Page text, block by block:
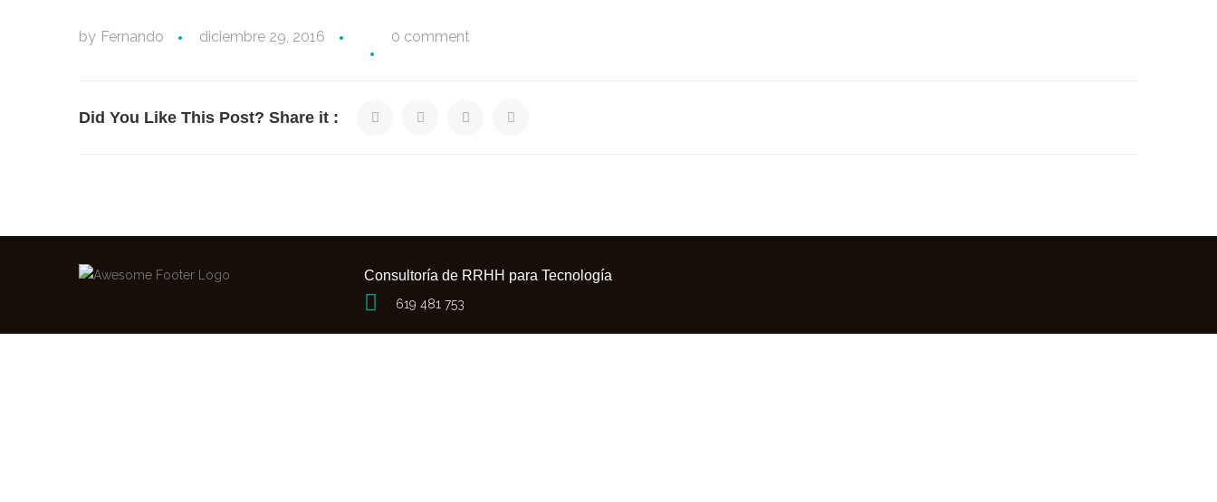
by Fernando diciembre 29, 2016 0 comment
Did You Like This Post? Share it :
Consultoría de RRHH para Tecnología
619 481 753